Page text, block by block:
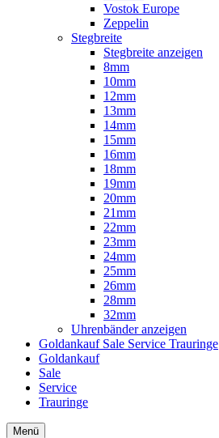
Vostok Europe
Zeppelin
Stegbreite
Stegbreite anzeigen
8mm
10mm
12mm
13mm
14mm
15mm
16mm
18mm
19mm
20mm
21mm
22mm
23mm
24mm
25mm
26mm
28mm
32mm
Uhrenbänder anzeigen
Goldankauf Sale Service Trauringe
Goldankauf
Sale
Service
Trauringe
Menü